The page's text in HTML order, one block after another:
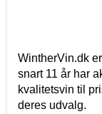
WintherVin.dk
snart 11 år har
kvalitetsvin til
deres udvalg.